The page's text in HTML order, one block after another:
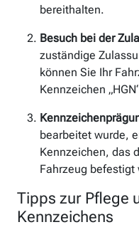
bereithalten.
Besuch bei der
zuständige
können Sie Ihr
Kennzeichen
bearbeitet wurde,
Kennzeichen, das
Fahrzeug befestigt
Tipps zur Pflege
Kennzeichens